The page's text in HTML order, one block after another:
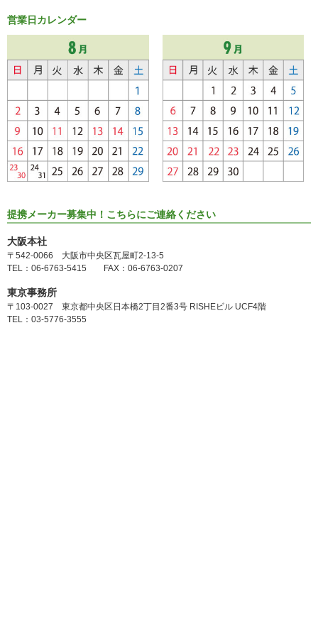
営業日カレンダー
提携メーカー募集中！こちらにご連絡ください
大阪本社
〒542-0066 大阪市中央区瓦屋町2-13-5
TEL：06-6763-5415 FAX：06-6763-0207
東京事務所
〒103-0027 東京都中央区日本橋2丁目2番3号 RISHEビル UCF4階
TEL：03-5776-3555